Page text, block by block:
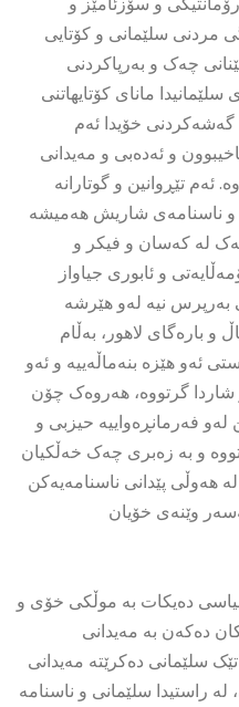
مردنی سلێمانی و کۆتایی
چەک و بەرپاکردنی
مانای کۆتایهاتنی
گەشەکردنی خۆیدا ئەم
و ئەدەبی و مەیدانی
ئەم تێڕوانین و گوتارانە
و ناسنامەی شاریش هەمیشە
لە کەسان و فیکر و
و ئابوری جیاواز
نیە لەو هێرشە
بارەگای لاهور، بەڵام
ئەو هێزە بنەماڵەییە و ئەو
گرتووە، هەروەک چۆن
فەرمانڕەواییە حیزبی و
و بە زەبری چەک خەڵکیان
هەوڵی پێدانی ناسنامەیەکن
وێنەی خۆیان
دەیکات بە موڵکی خۆی و
دەکەن بە مەیدانی
سلێمانی دەکرێتە مەیدانی
راستیدا سلێمانی و ناسنامە